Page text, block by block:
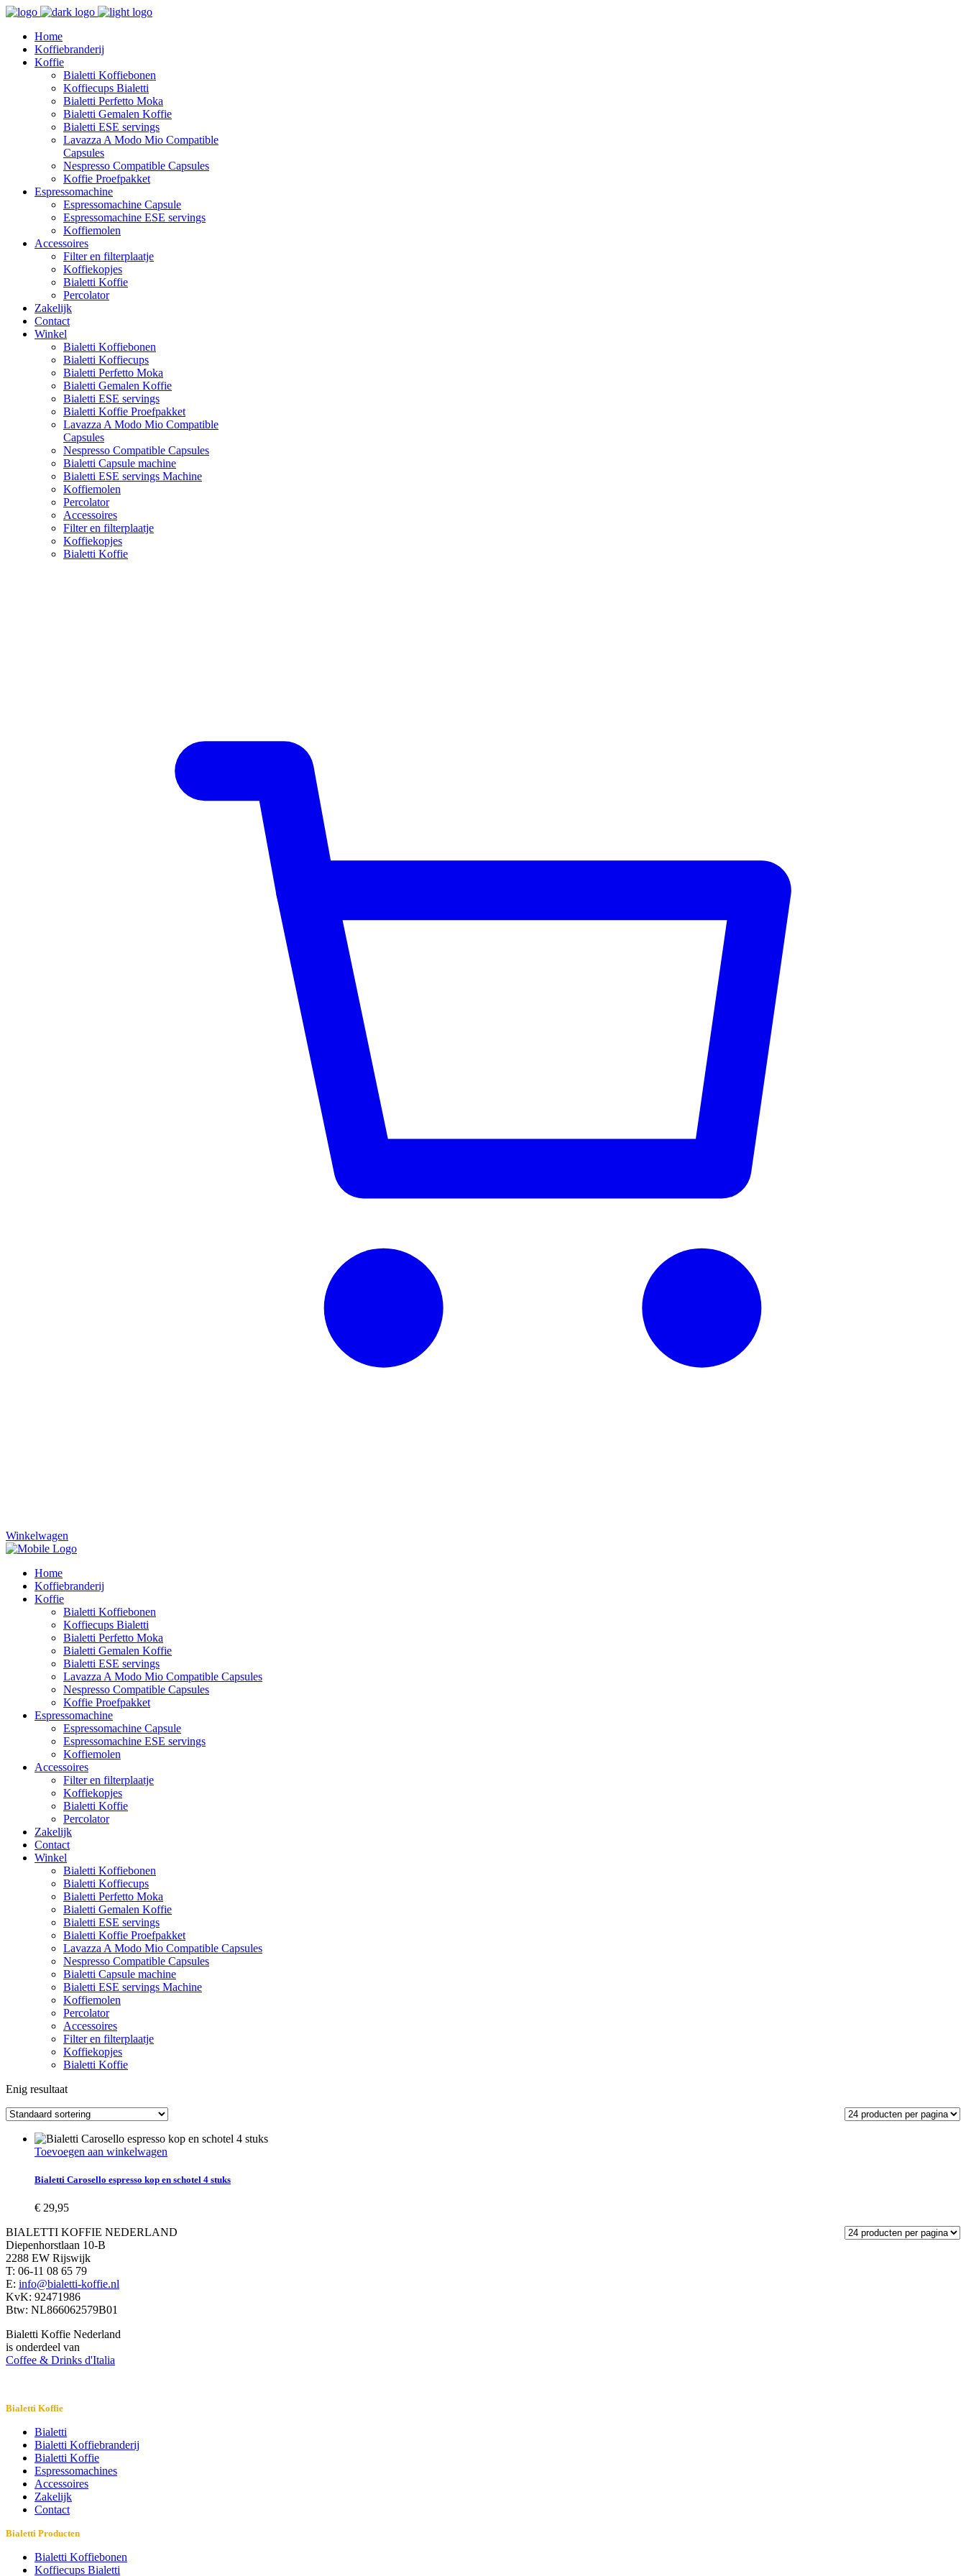
Home
Koffiebranderij
Koffie
Bialetti Koffiebonen
Koffiecups Bialetti
Bialetti Perfetto Moka
Bialetti Gemalen Koffie
Bialetti ESE servings
Lavazza A Modo Mio Compatible
Capsules
Nespresso Compatible Capsules
Koffie Proefpakket
Espressomachine
Espressomachine Capsule
Espressomachine ESE servings
Koffiemolen
Accessoires
Filter en filterplaatje
Koffiekopjes
Bialetti Koffie
Percolator
Zakelijk
Contact
Winkel
Bialetti Koffiebonen
Bialetti Koffiecups
Bialetti Perfetto Moka
Bialetti Gemalen Koffie
Bialetti ESE servings
Bialetti Koffie Proefpakket
Lavazza A Modo Mio Compatible
Capsules
Nespresso Compatible Capsules
Bialetti Capsule machine
Bialetti ESE servings Machine
Koffiemolen
Percolator
Accessoires
Filter en filterplaatje
Koffiekopjes
Bialetti Koffie
Winkelwagen
Home
Koffiebranderij
Koffie
Bialetti Koffiebonen
Koffiecups Bialetti
Bialetti Perfetto Moka
Bialetti Gemalen Koffie
Bialetti ESE servings
Lavazza A Modo Mio Compatible Capsules
Nespresso Compatible Capsules
Koffie Proefpakket
Espressomachine
Espressomachine Capsule
Espressomachine ESE servings
Koffiemolen
Accessoires
Filter en filterplaatje
Koffiekopjes
Bialetti Koffie
Percolator
Zakelijk
Contact
Winkel
Bialetti Koffiebonen
Bialetti Koffiecups
Bialetti Perfetto Moka
Bialetti Gemalen Koffie
Bialetti ESE servings
Bialetti Koffie Proefpakket
Lavazza A Modo Mio Compatible Capsules
Nespresso Compatible Capsules
Bialetti Capsule machine
Bialetti ESE servings Machine
Koffiemolen
Percolator
Accessoires
Filter en filterplaatje
Koffiekopjes
Bialetti Koffie
Enig resultaat
Toevoegen aan winkelwagen
Bialetti Carosello espresso kop en schotel 4 stuks
€ 29,95
BIALETTI KOFFIE NEDERLAND
Diepenhorstlaan 10-B
2288 EW Rijswijk
T: 06-11 08 65 79
E: info@bialetti-koffie.nl
KvK: 92471986
Btw: NL866062579B01
Bialetti Koffie Nederland
is onderdeel van
Coffee & Drinks d'Italia
Bialetti Koffie
Bialetti
Bialetti Koffiebranderij
Bialetti Koffie
Espressomachines
Accessoires
Zakelijk
Contact
Bialetti Producten
Bialetti Koffiebonen
Koffiecups Bialetti